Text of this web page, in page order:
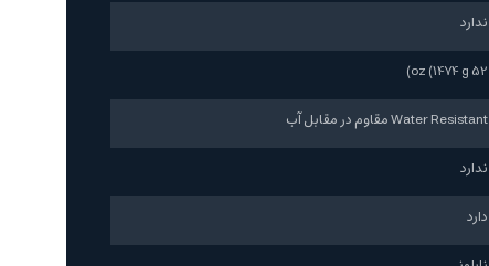
ندارد
52 oz (1474 g)
Water Resistant مقاوم در مقابل آب
ندارد
دارد